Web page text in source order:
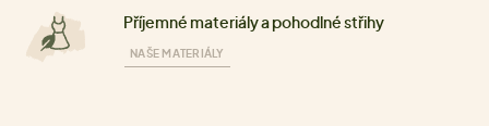
Příjemné materiály a pohodlné střihy
NAŠE MATERIÁLY